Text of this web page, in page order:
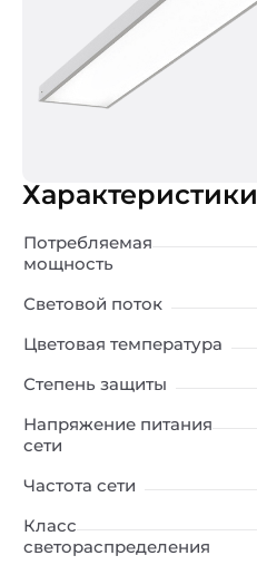
Характеристики
Потребляемая
мощность
Световой поток
Цветовая температура
Степень защиты
Напряжение питания
сети
Частота сети
Класс
светораспределения